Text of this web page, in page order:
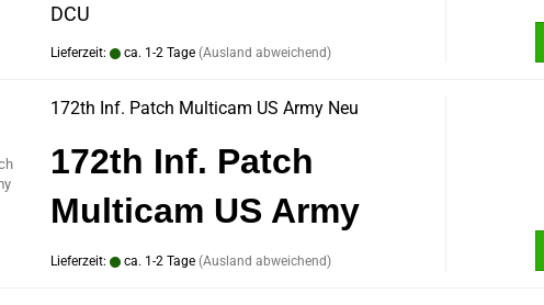
DCU
Lieferzeit: ca. 1-2 Tage (Ausland abweichend)
172th Inf. Patch Multicam US Army Neu
172th Inf. Patch
Multicam US Army
Lieferzeit: ca. 1-2 Tage (Ausland abweichend)